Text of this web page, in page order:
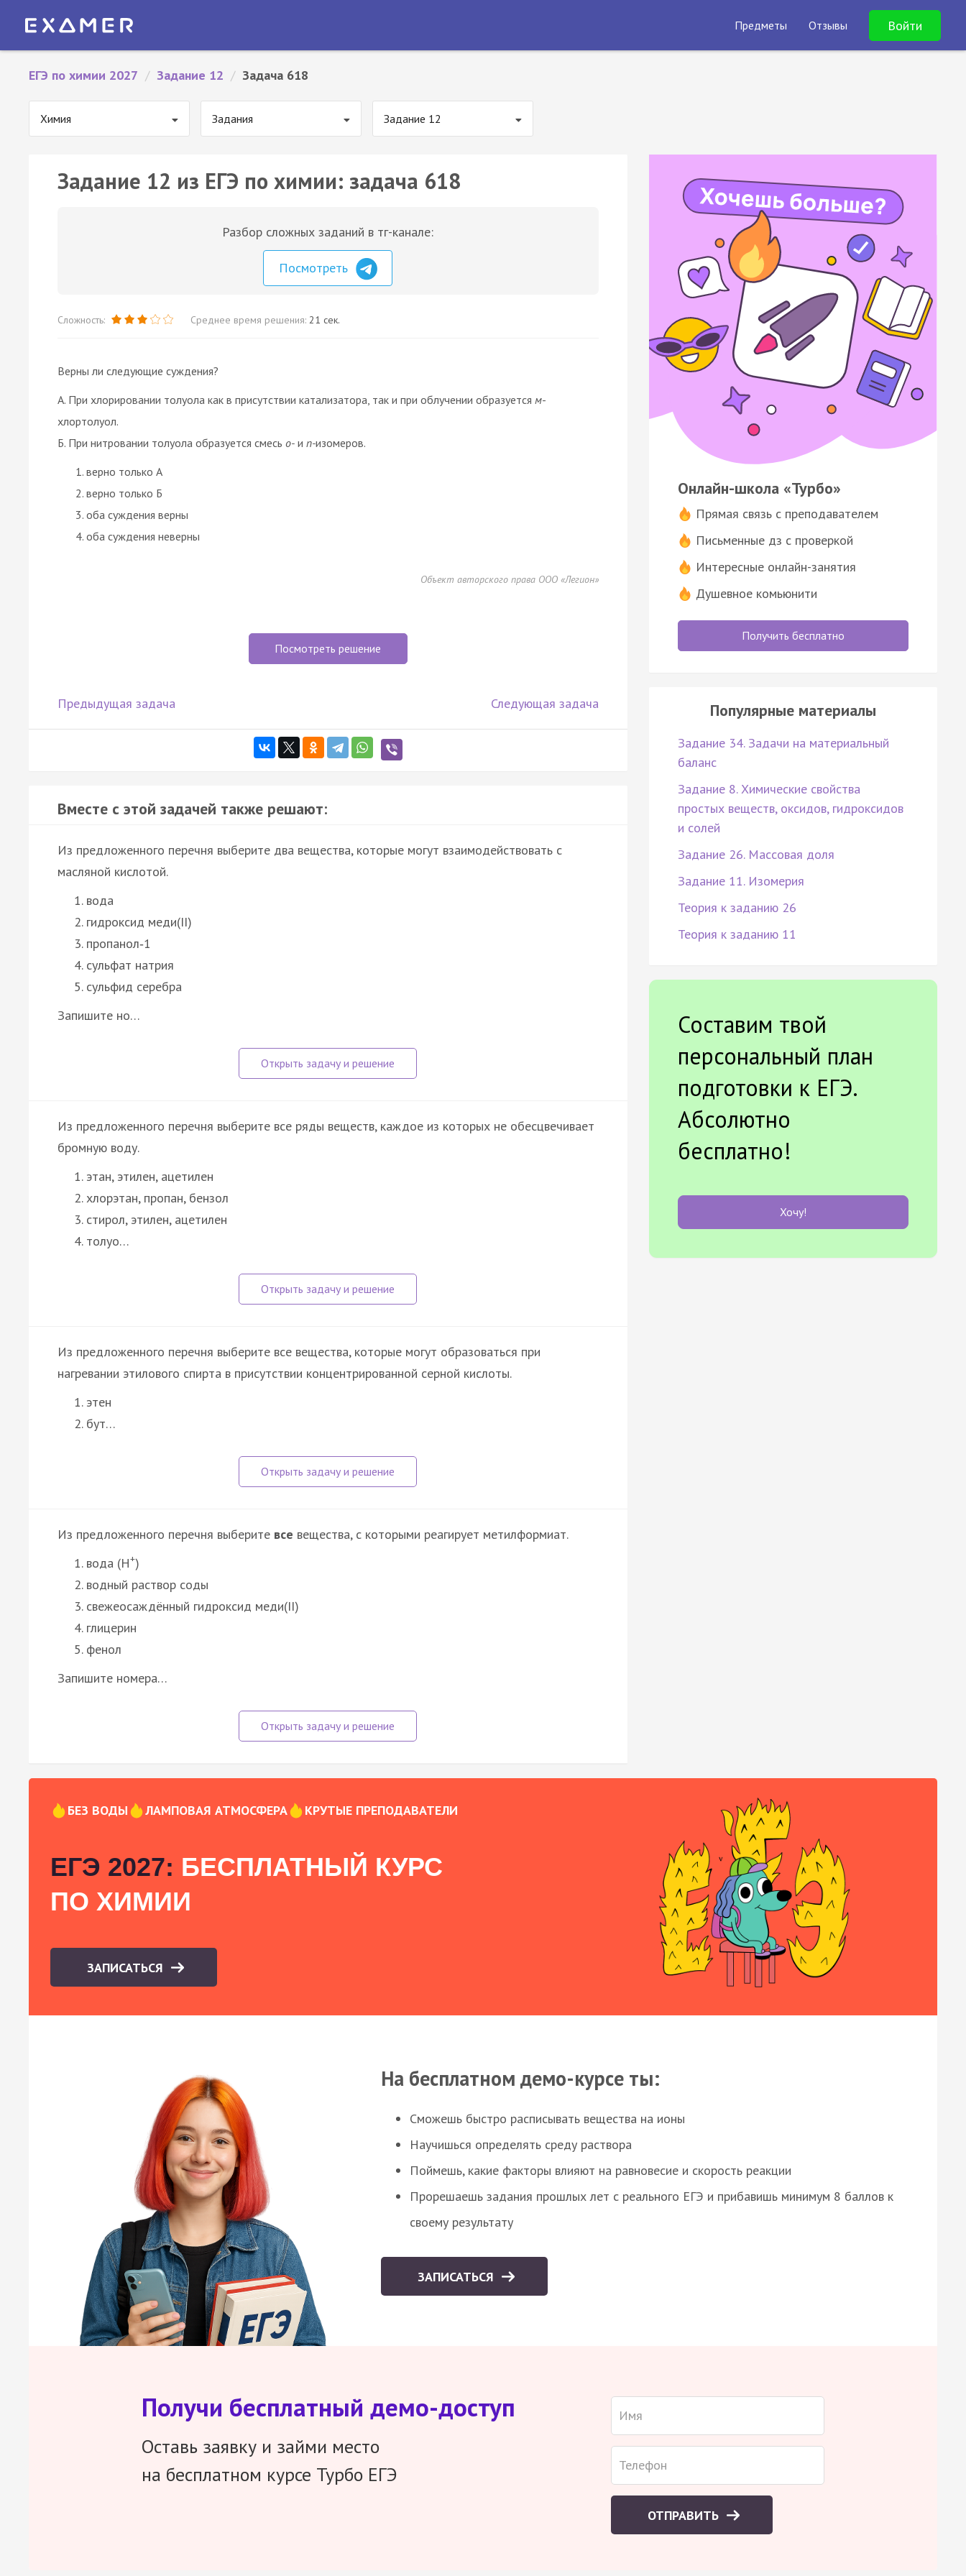
Предметы Отзывы Войти
ЕГЭ по химии 2027 / Задание 12 / Задача 618
Химия Задания Задание 12
Задание 12 из ЕГЭ по химии: задача 618
Разбор сложных заданий в тг-канале:
Посмотреть
Сложность: Среднее время решения: 21 сек.
Верны ли следующие суждения?
А. При хлорировании толуола как в присутствии катализатора, так и при облучении образуется м-
хлортолуол.
Б. При нитровании толуола образуется смесь о- и п-изомеров.
верно только А
верно только Б
оба суждения верны
оба суждения неверны
Объект авторского права ООО «Легион»
Посмотреть решение
Предыдущая задача Следующая задача
Вместе с этой задачей также решают:
Из предложенного перечня выберите два вещества, которые могут взаимодействовать с
масляной кислотой.
вода
гидроксид меди(II)
пропанол‑1
сульфат натрия
сульфид серебра
Запишите но…
Из предложенного перечня выберите все ряды веществ, каждое из которых не обесцвечивает
бромную воду.
этан, этилен, ацетилен
хлорэтан, пропан, бензол
стирол, этилен, ацетилен
толуо…
Из предложенного перечня выберите все вещества, которые могут образоваться при
нагревании этилового спирта в присутствии концентрированной серной кислоты.
этен
бут…
Из предложенного перечня выберите все вещества, с которыми реагирует метилформиат.
вода (Н+)
водный раствор соды
свежеосаждённый гидроксид меди(II)
глицерин
фенол
Запишите номера…
Онлайн-школа «Турбо»
Прямая связь с преподавателем
Письменные дз с проверкой
Интересные онлайн-занятия
Душевное комьюнити
Получить бесплатно
Популярные материалы
Задание 34. Задачи на материальный
баланс
Задание 8. Химические свойства
простых веществ, оксидов, гидроксидов
и солей
Задание 26. Массовая доля
Задание 11. Изомерия
Теория к заданию 26
Теория к заданию 11
Составим твой
персональный план
подготовки к ЕГЭ.
Абсолютно
бесплатно!
Хочу!
БЕЗ ВОДЫ ЛАМПОВАЯ АТМОСФЕРА КРУТЫЕ ПРЕПОДАВАТЕЛИ
ЕГЭ 2027: БЕСПЛАТНЫЙ КУРС
ПО ХИМИИ
ЗАПИСАТЬСЯ
На бесплатном демо-курсе ты:
Сможешь быстро расписывать вещества на ионы
Научишься определять среду раствора
Поймешь, какие факторы влияют на равновесие и скорость реакции
Прорешаешь задания прошлых лет с реального ЕГЭ и прибавишь минимум 8 баллов к
своему результату
ЗАПИСАТЬСЯ
Получи бесплатный демо-доступ
Оставь заявку и займи место
на бесплатном курсе Турбо ЕГЭ
ОТПРАВИТЬ